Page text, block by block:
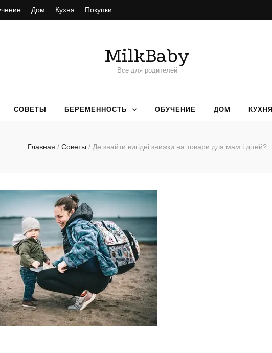
Дом Кухня Покупки
MilkBaby
Все для родителей
СОВЕТЫ БЕРЕМЕННОСТЬ ОБУЧЕНИЕ ДОМ КУХНЯ
Главная / Советы / Де знайти вигідні знижки на товари для мам і дітей?